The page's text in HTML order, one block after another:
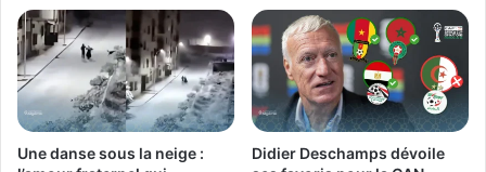
Une danse sous la neige :
Didier Deschamps dévoile